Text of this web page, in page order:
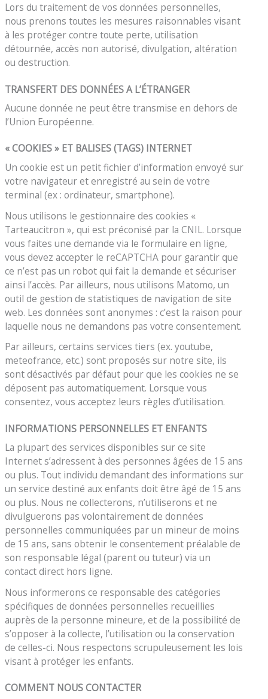
Lors du traitement de vos données personnelles,
nous prenons toutes les mesures raisonnables visant
à les protéger contre toute perte, utilisation
détournée, accès non autorisé, divulgation, altération
ou destruction.
TRANSFERT DES DONNÉES A L’ÉTRANGER
Aucune donnée ne peut être transmise en dehors de
l’Union Européenne.
« COOKIES » ET BALISES (TAGS) INTERNET
Un cookie est un petit fichier d’information envoyé sur
votre navigateur et enregistré au sein de votre
terminal (ex : ordinateur, smartphone).
Nous utilisons le gestionnaire des cookies «
Tarteaucitron », qui est préconisé par la CNIL. Lorsque
vous faites une demande via le formulaire en ligne,
vous devez accepter le reCAPTCHA pour garantir que
ce n’est pas un robot qui fait la demande et sécuriser
ainsi l’accès. Par ailleurs, nous utilisons Matomo, un
outil de gestion de statistiques de navigation de site
web. Les données sont anonymes : c’est la raison pour
laquelle nous ne demandons pas votre consentement.
Par ailleurs, certains services tiers (ex. youtube,
meteofrance, etc.) sont proposés sur notre site, ils
sont désactivés par défaut pour que les cookies ne se
déposent pas automatiquement. Lorsque vous
consentez, vous acceptez leurs règles d’utilisation.
INFORMATIONS PERSONNELLES ET ENFANTS
La plupart des services disponibles sur ce site
Internet s’adressent à des personnes âgées de 15 ans
ou plus. Tout individu demandant des informations sur
un service destiné aux enfants doit être âgé de 15 ans
ou plus. Nous ne collecterons, n’utiliserons et ne
divulguerons pas volontairement de données
personnelles communiquées par un mineur de moins
de 15 ans, sans obtenir le consentement préalable de
son responsable légal (parent ou tuteur) via un
contact direct hors ligne.
Nous informerons ce responsable des catégories
spécifiques de données personnelles recueillies
auprès de la personne mineure, et de la possibilité de
s’opposer à la collecte, l’utilisation ou la conservation
de celles-ci. Nous respectons scrupuleusement les lois
visant à protéger les enfants.
COMMENT NOUS CONTACTER